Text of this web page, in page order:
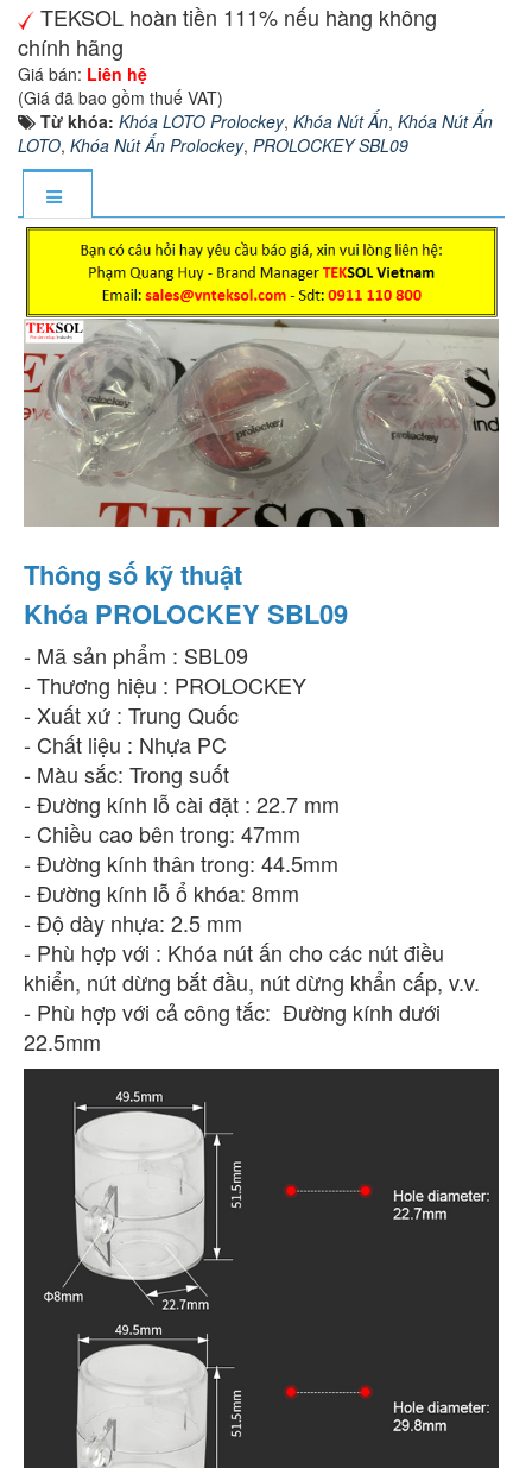
TEKSOL hoàn tiền 111% nếu hàng không
chính hãng
Giá bán: Liên hệ
(Giá đã bao gồm thuế VAT)
Từ khóa: Khóa LOTO Prolockey, Khóa Nút Ấn, Khóa Nút Ấn
LOTO, Khóa Nút Ấn Prolockey, PROLOCKEY SBL09
Thông số kỹ thuật
Khóa PROLOCKEY SBL09
- Mã sản phẩm : SBL09
- Thương hiệu : PROLOCKEY
- Xuất xứ : Trung Quốc
- Chất liệu : Nhựa PC
- Màu sắc: Trong suốt
- Đường kính lỗ cài đặt : 22.7 mm
- Chiều cao bên trong: 47mm
- Đường kính thân trong: 44.5mm
- Đường kính lỗ ổ khóa: 8mm
- Độ dày nhựa: 2.5 mm
- Phù hợp với : Khóa nút ấn cho các nút điều
khiển, nút dừng bắt đầu, nút dừng khẩn cấp, v.v.
- Phù hợp với cả công tắc: Đường kính dưới
22.5mm